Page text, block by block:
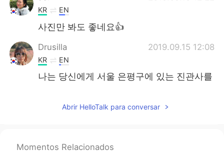
KR EN
사진만 봐도 좋네요👍
Drusilla 2019.09.15 12:08
KR EN
나는 당신에게 서울 은평구에 있는 진관사를
Abrir HelloTalk para conversar
Momentos Relacionados